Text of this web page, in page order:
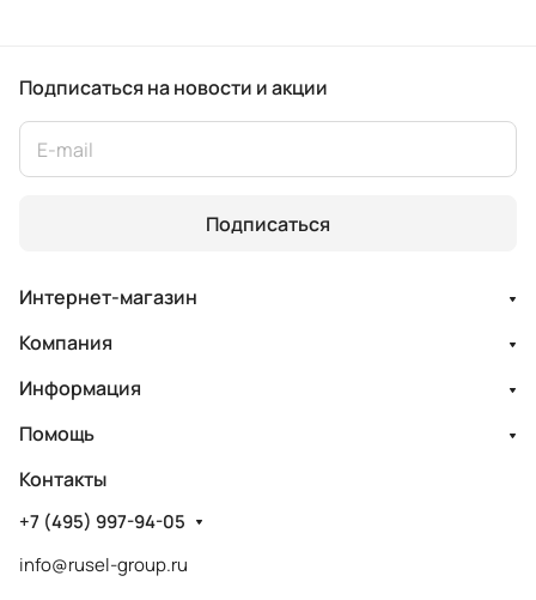
Подписаться на новости и акции
Подписаться
Интернет-магазин
Компания
Информация
Помощь
Контакты
+7 (495) 997-94-05
info@rusel-group.ru